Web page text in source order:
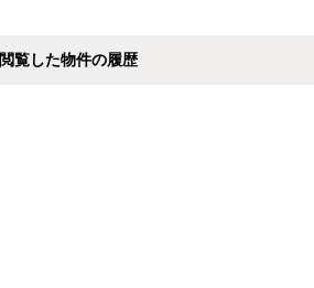
閲覧した物件の履歴